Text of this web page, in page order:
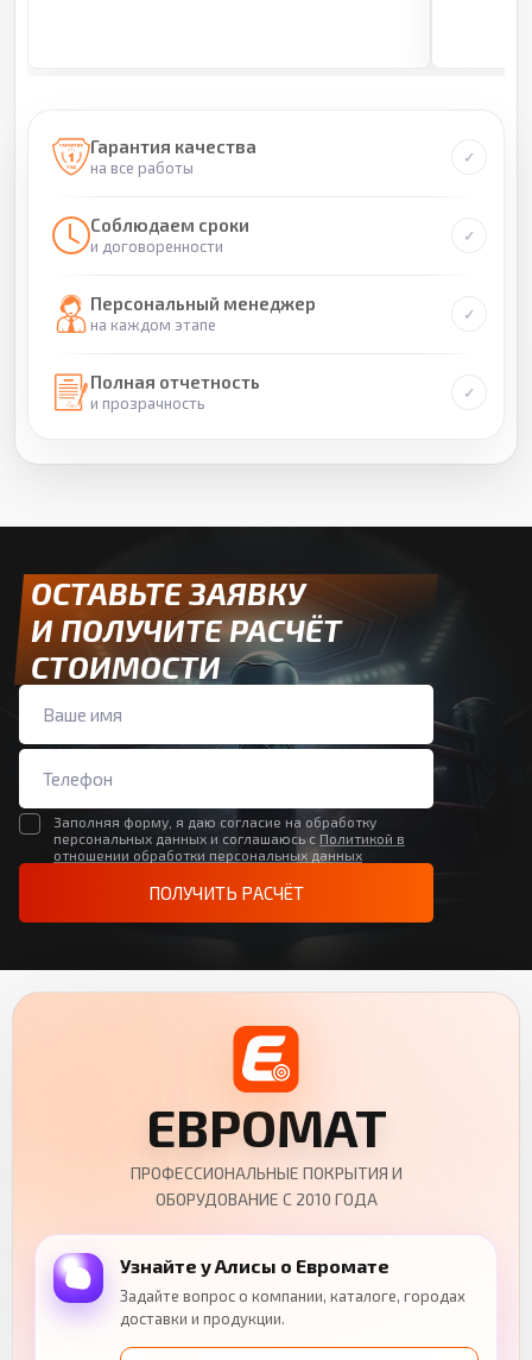
Гарантия качества
на все работы
Соблюдаем сроки
и договоренности
Персональный менеджер
на каждом этапе
Полная отчетность
и прозрачность
ОСТАВЬТЕ ЗАЯВКУ
И ПОЛУЧИТЕ РАСЧЁТ
СТОИМОСТИ
Заполняя форму, я даю согласие на обработку
персональных данных и соглашаюсь с Политикой в
отношении обработки персональных данных
ПОЛУЧИТЬ РАСЧЁТ
ЕВРОМАТ
ПРОФЕССИОНАЛЬНЫЕ ПОКРЫТИЯ И
ОБОРУДОВАНИЕ С 2010 ГОДА
Узнайте у Алисы о Евромате
Задайте вопрос о компании, каталоге, городах
доставки и продукции.